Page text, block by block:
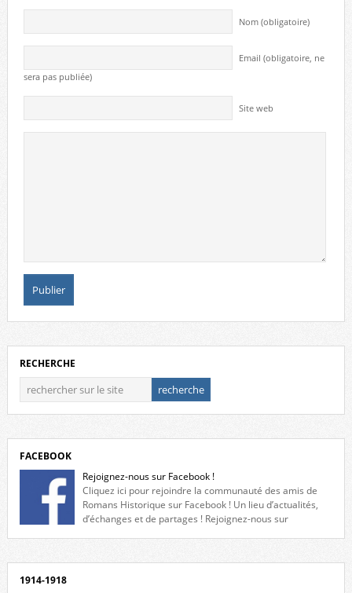
Nom (obligatoire)
Email (obligatoire, ne
sera pas publiée)
Site web
RECHERCHE
FACEBOOK
Rejoignez-nous sur Facebook !
Cliquez ici pour rejoindre la communauté des amis de
Romans Historique sur Facebook ! Un lieu d’actualités,
d’échanges et de partages ! Rejoignez-nous sur
1914-1918